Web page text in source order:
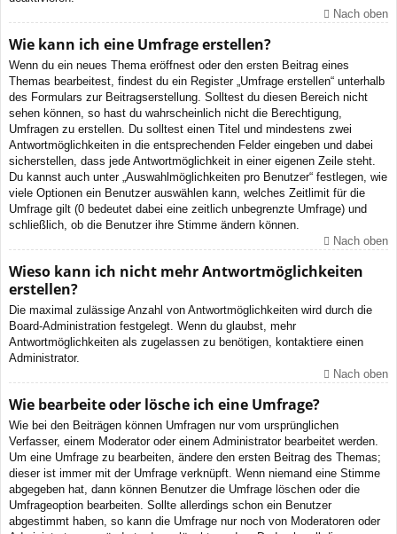
Nach oben
Wie kann ich eine Umfrage erstellen?
Wenn du ein neues Thema eröffnest oder den ersten Beitrag eines
Themas bearbeitest, findest du ein Register „Umfrage erstellen“ unterhalb
des Formulars zur Beitragserstellung. Solltest du diesen Bereich nicht
sehen können, so hast du wahrscheinlich nicht die Berechtigung,
Umfragen zu erstellen. Du solltest einen Titel und mindestens zwei
Antwortmöglichkeiten in die entsprechenden Felder eingeben und dabei
sicherstellen, dass jede Antwortmöglichkeit in einer eigenen Zeile steht.
Du kannst auch unter „Auswahlmöglichkeiten pro Benutzer“ festlegen, wie
viele Optionen ein Benutzer auswählen kann, welches Zeitlimit für die
Umfrage gilt (0 bedeutet dabei eine zeitlich unbegrenzte Umfrage) und
schließlich, ob die Benutzer ihre Stimme ändern können.
Nach oben
Wieso kann ich nicht mehr Antwortmöglichkeiten
erstellen?
Die maximal zulässige Anzahl von Antwortmöglichkeiten wird durch die
Board-Administration festgelegt. Wenn du glaubst, mehr
Antwortmöglichkeiten als zugelassen zu benötigen, kontaktiere einen
Administrator.
Nach oben
Wie bearbeite oder lösche ich eine Umfrage?
Wie bei den Beiträgen können Umfragen nur vom ursprünglichen
Verfasser, einem Moderator oder einem Administrator bearbeitet werden.
Um eine Umfrage zu bearbeiten, ändere den ersten Beitrag des Themas;
dieser ist immer mit der Umfrage verknüpft. Wenn niemand eine Stimme
abgegeben hat, dann können Benutzer die Umfrage löschen oder die
Umfrageoption bearbeiten. Sollte allerdings schon ein Benutzer
abgestimmt haben, so kann die Umfrage nur noch von Moderatoren oder